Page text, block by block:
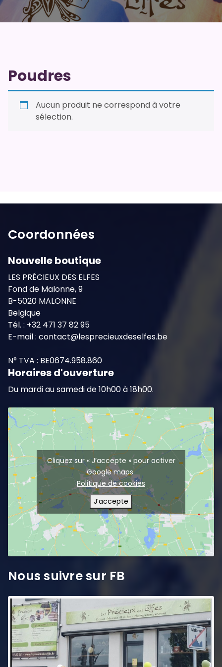
Poudres
Aucun produit ne correspond à votre
sélection.
Coordonnées
Nouvelle boutique
LES PRÉCIEUX DES ELFES
Fond de Malonne, 9
B-5020 MALONNE
Belgique
Tél. : +32 471 37 82 95
E-mail : contact@lesprecieuxdeselfes.be
N° TVA : BE0674.958.860
Horaires d'ouverture
Du mardi au samedi de 10h00 à 18h00.
Cliquez sur « J’accepte » pour activer
Google maps
Politique de cookies
J’accepte
Nous suivre sur FB